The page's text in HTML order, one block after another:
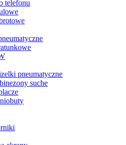
telefonu
pneumatyczne
suche